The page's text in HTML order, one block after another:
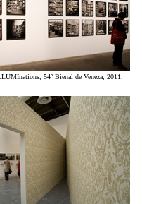
54º Bienal de Veneza, 2011.